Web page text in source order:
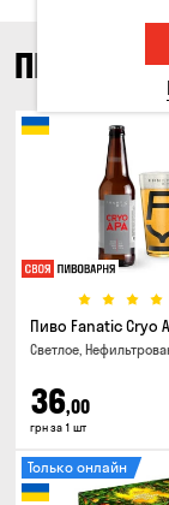
ПИВО
Пиво Fanatic Cryo
Светлое,
36,00
грн за 1 шт
Только онлайн